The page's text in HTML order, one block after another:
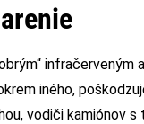
iného,
vodiči kamiónov